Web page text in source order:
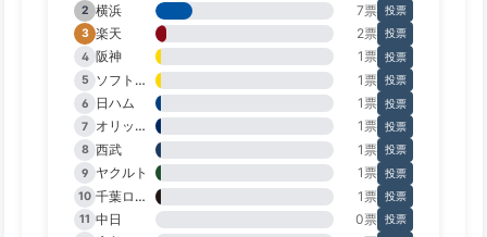
2 横浜 7票 投票
3 楽天 2票 投票
4 阪神 1票 投票
5
ソフトバンク 1票 投票
6
日ハム 1票 投票
7
オリックス 1票 投票
8 西武 1票 投票
9
ヤクルト 1票 投票
10
千葉ロッテ 1票 投票
11 中日 0票 投票